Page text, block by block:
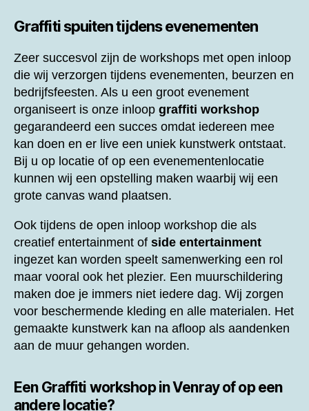
Graffiti spuiten tijdens evenementen
Zeer succesvol zijn de workshops met open inloop
die wij verzorgen tijdens evenementen, beurzen en
bedrijfsfeesten. Als u een groot evenement
organiseert is onze inloop graffiti workshop
gegarandeerd een succes omdat iedereen mee
kan doen en er live een uniek kunstwerk ontstaat.
Bij u op locatie of op een evenementenlocatie
kunnen wij een opstelling maken waarbij wij een
grote canvas wand plaatsen.
Ook tijdens de open inloop workshop die als
creatief entertainment of side entertainment
ingezet kan worden speelt samenwerking een rol
maar vooral ook het plezier. Een muurschildering
maken doe je immers niet iedere dag. Wij zorgen
voor beschermende kleding en alle materialen. Het
gemaakte kunstwerk kan na afloop als aandenken
aan de muur gehangen worden.
Een Graffiti workshop in Venray of op een
andere locatie?